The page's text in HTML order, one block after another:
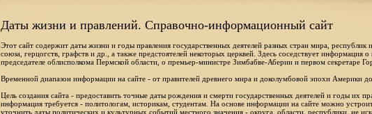
Даты жизни и правлений. Справочно-информационный сайт
Этот сайт содержит даты жизни и годы правления государственных деятелей разных стран мира, республик
союза, герцогств, графств и др., а также предстоятелей некоторых церквей. Здесь соседствует информация о
председателе облисполкома Пермской области, о премьер-министре Зимбабве-Аберии и первом секретаре
Временной диапазон информации на сайте - от правителей древнего мира и доколумбовой эпохи Америки
Цель создания сайта - предоставить точные даты рождения и смерти государственных деятелей и годы их
информация требуется - политологам, историкам, студентам. На основе информации на сайте можно
уточнить даты политических и культурных событий местного значения - округа, области, республики, не